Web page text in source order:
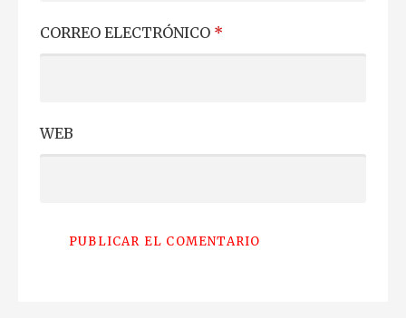
CORREO ELECTRÓNICO *
WEB